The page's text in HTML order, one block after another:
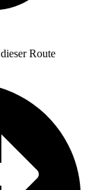
dieser Route